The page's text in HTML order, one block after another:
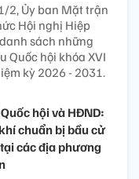
2, Ủy ban Mặt trận
Hội nghị Hiệp
sách những
Quốc hội khóa XVI
kỳ 2026 - 2031.
hội và HĐND:
chuẩn bị bầu cử
các địa phương